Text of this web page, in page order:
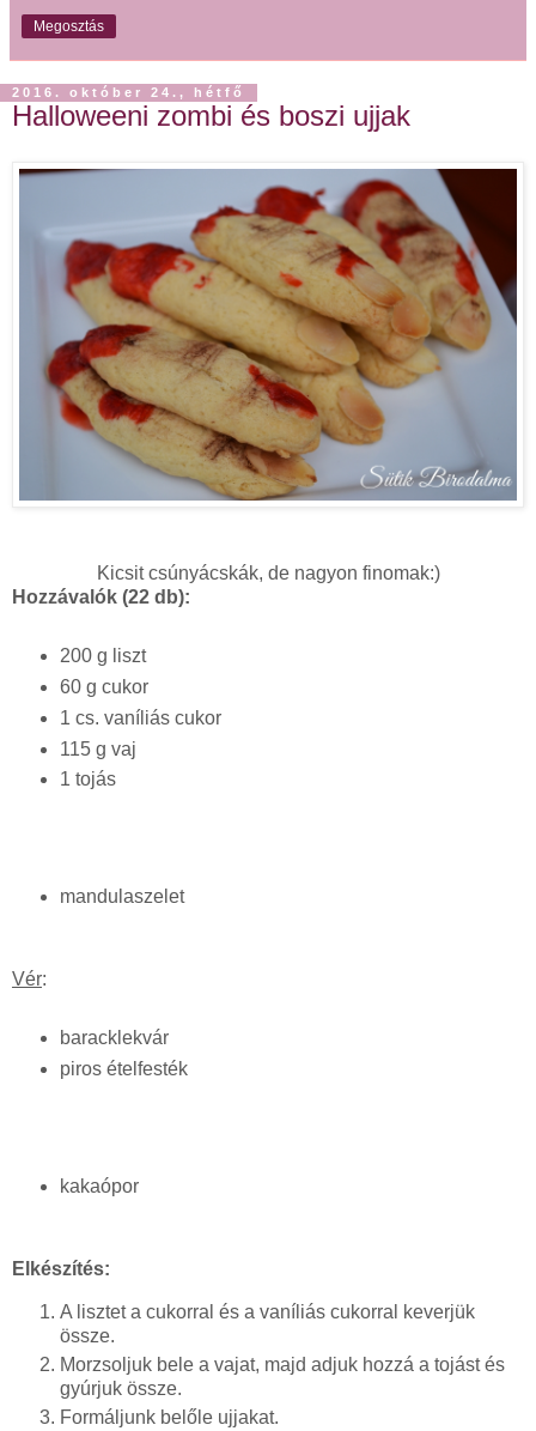
Megosztás
2016. október 24., hétfő
Halloweeni zombi és boszi ujjak
Kicsit csúnyácskák, de nagyon finomak:)
Hozzávalók (22 db):
200 g liszt
60 g cukor
1 cs. vaníliás cukor
115 g vaj
1 tojás
mandulaszelet
Vér:
baracklekvár
piros ételfesték
kakaópor
Elkészítés:
A lisztet a cukorral és a vaníliás cukorral keverjük
össze.
Morzsoljuk bele a vajat, majd adjuk hozzá a tojást és
gyúrjuk össze.
Formáljunk belőle ujjakat.